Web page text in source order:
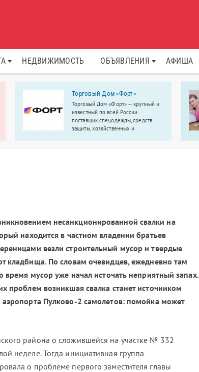
НЕДВИЖИМОСТЬ ОБЪЯВЛЕНИЯ АФИША
Торговый Дом «Форт»
Торговый Дом «Форт» — крупный и
известный по всей России
поставщик спецодежды, средств
защиты, хозяйственных и
несанкционированной свалки на
находится в частном владении братьев
везли строительный мусор и твердые
кладбища. По словам очевидцев, ежедневно там
время мусор уже начал источать неприятный запах.
проблем возникшая свалка станет источником
Пулково-2 самолетов: помойка может
района о сложившейся на участке № 332
неделе. Тогда инициативная группа
о проблеме первого заместителя главы